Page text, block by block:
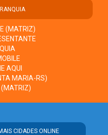
(MATRIZ)
AQUI
MARIA-RS)
(MATRIZ)
CIDADES ONLINE